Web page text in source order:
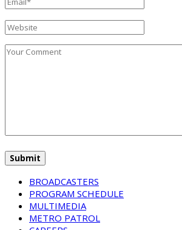
BROADCASTERS
PROGRAM SCHEDULE
MULTIMEDIA
METRO PATROL